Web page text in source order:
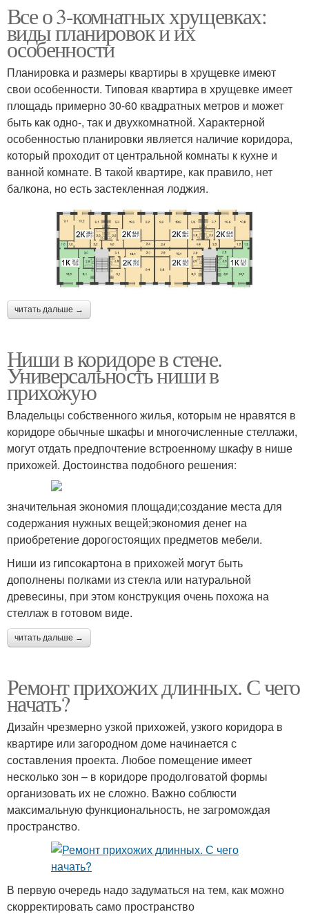
Все о 3-комнатных хрущевках:
виды планировок и их
особенности
Планировка и размеры квартиры в хрущевке имеют
свои особенности. Типовая квартира в хрущевке имеет
площадь примерно 30-60 квадратных метров и может
быть как одно-, так и двухкомнатной. Характерной
особенностью планировки является наличие коридора,
который проходит от центральной комнаты к кухне и
ванной комнате. В такой квартире, как правило, нет
балкона, но есть застекленная лоджия.
читать дальше →
Ниши в коридоре в стене.
Универсальность ниши в
прихожую
Владельцы собственного жилья, которым не нравятся в
коридоре обычные шкафы и многочисленные стеллажи,
могут отдать предпочтение встроенному шкафу в нише
прихожей. Достоинства подобного решения:
значительная экономия площади;создание места для
содержания нужных вещей;экономия денег на
приобретение дорогостоящих предметов мебели.
Ниши из гипсокартона в прихожей могут быть
дополнены полками из стекла или натуральной
древесины, при этом конструкция очень похожа на
стеллаж в готовом виде.
читать дальше →
Ремонт прихожих длинных. С чего
начать?
Дизайн чрезмерно узкой прихожей, узкого коридора в
квартире или загородном доме начинается с
составления проекта. Любое помещение имеет
несколько зон – в коридоре продолговатой формы
организовать их не сложно. Важно соблюсти
максимальную функциональность, не загромождая
пространство.
В первую очередь надо задуматься на тем, как можно
скорректировать само пространство